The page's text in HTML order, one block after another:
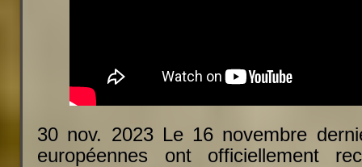
30 nov. 2023 Le 16 novembre
européennes ont officiellement